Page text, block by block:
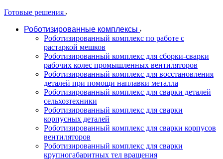
Готовые решения
Роботизированные комплексы
Роботизированный комплекс по работе с
растаркой мешков
Роботизированный комплекс для сборки-сварки
рабочих колес промышленных вентиляторов
Роботизированный комплекс для восстановления
деталей при помощи наплавки металла
Роботизированный комплекс для сварки деталей
сельхозтехники
Роботизированный комплекс для сварки
корпусных деталей
Роботизированный комплекс для сварки корпусов
вентиляторов
Роботизированный комплекс для сварки
крупногабаритных тел вращения